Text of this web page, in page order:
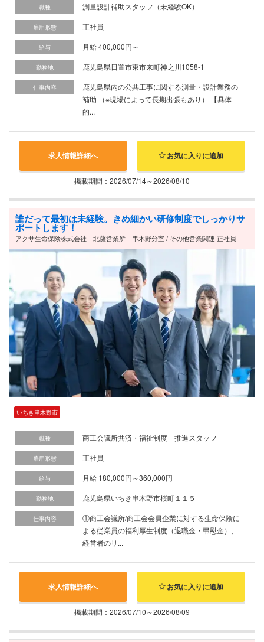
職種 測量設計補助スタッフ（未経験OK）
雇用形態 正社員
給与 月給 400,000円～
勤務地 鹿児島県日置市東市来町神之川1058-1
仕事内容
鹿児島県内の公共工事に関する測量・設計業務の
補助 （※現場によって長期出張もあり） 【具体
的...
求人情報詳細へ お気に入りに追加
掲載期間：2026/07/14～2026/08/10
誰だって最初は未経験。きめ細かい研修制度でしっかりサ
ポートします！
アクサ生命保険株式会社 北薩営業所 串木野分室 / その他営業関連 正社員
いちき串木野市
職種 商工会議所共済・福祉制度 推進スタッフ
雇用形態 正社員
給与 月給 180,000円～360,000円
勤務地 鹿児島県いちき串木野市桜町１１５
仕事内容
①商工会議所/商工会会員企業に対する生命保険に
よる従業員の福利厚生制度（退職金・弔慰金）、
経営者のリ...
求人情報詳細へ お気に入りに追加
掲載期間：2026/07/10～2026/08/09